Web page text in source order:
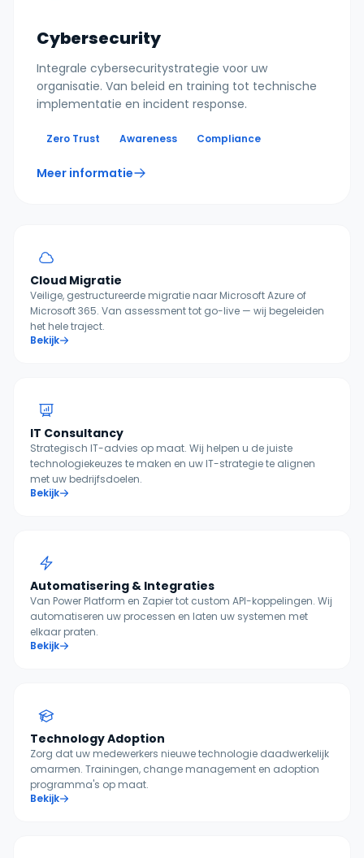
Cybersecurity
Integrale cybersecuritystrategie voor uw
organisatie. Van beleid en training tot technische
implementatie en incident response.
Zero Trust Awareness Compliance
Meer informatie
Cloud Migratie
Veilige, gestructureerde migratie naar Microsoft Azure of
Microsoft 365. Van assessment tot go-live — wij begeleiden
het hele traject.
Bekijk
IT Consultancy
Strategisch IT-advies op maat. Wij helpen u de juiste
technologiekeuzes te maken en uw IT-strategie te alignen
met uw bedrijfsdoelen.
Bekijk
Automatisering & Integraties
Van Power Platform en Zapier tot custom API-koppelingen. Wij
automatiseren uw processen en laten uw systemen met
elkaar praten.
Bekijk
Technology Adoption
Zorg dat uw medewerkers nieuwe technologie daadwerkelijk
omarmen. Trainingen, change management en adoption
programma's op maat.
Bekijk